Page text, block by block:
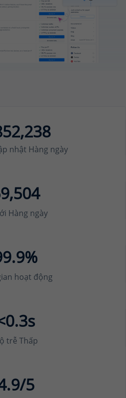
nhật Hàng ngày
Hàng ngày
hoạt động
trễ Thấp
5